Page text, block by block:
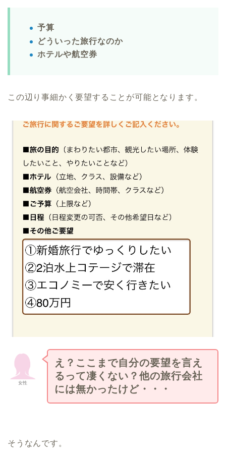
予算
どういった旅行なのか
ホテルや航空券
この辺り事細かく要望することが可能となります。
女性
え？ここまで自分の要望を言え
るって凄くない？他の旅行会社
には無かったけど・・・
そうなんです。